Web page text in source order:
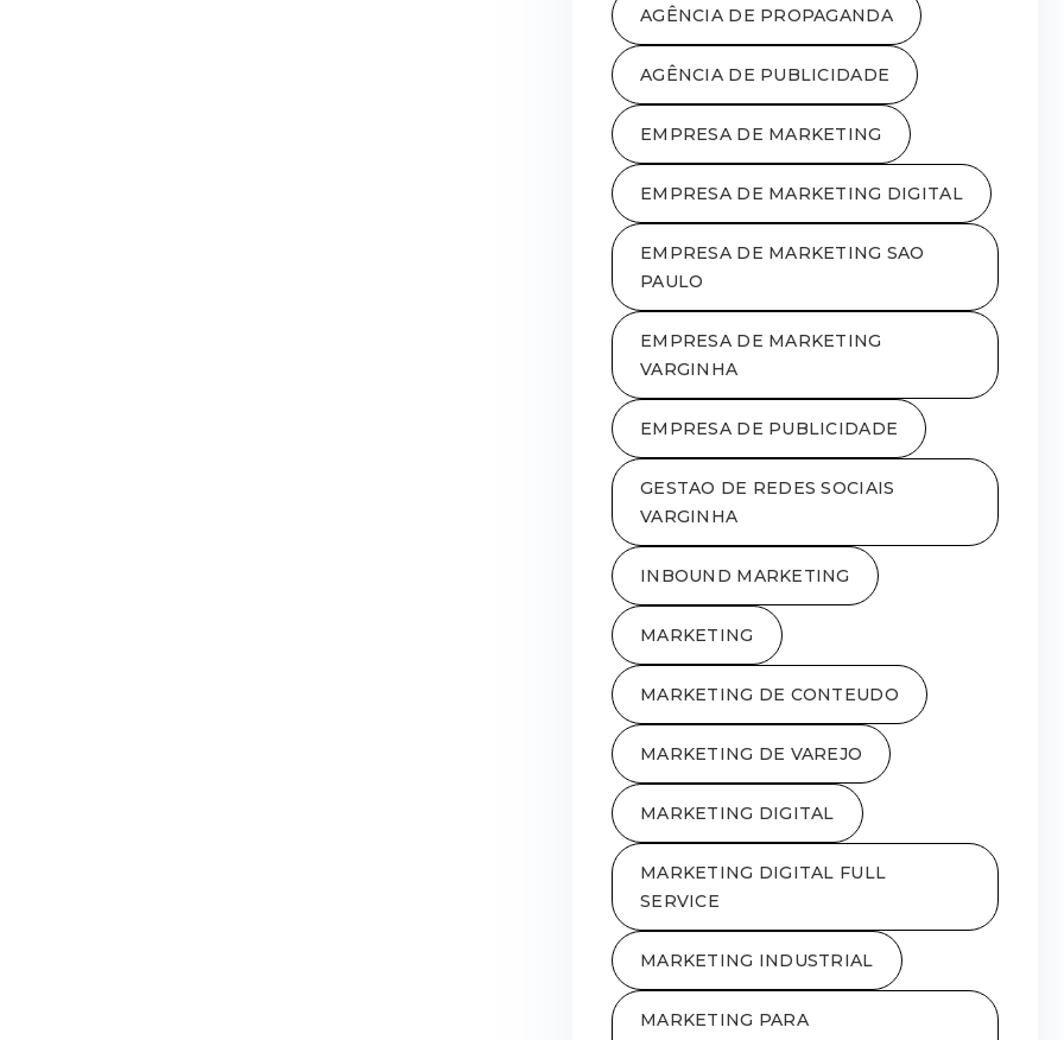
AGÊNCIA DE PROPAGANDA
AGÊNCIA DE PUBLICIDADE
EMPRESA DE MARKETING
EMPRESA DE MARKETING DIGITAL
EMPRESA DE MARKETING SAO
PAULO
EMPRESA DE MARKETING
VARGINHA
EMPRESA DE PUBLICIDADE
GESTAO DE REDES SOCIAIS
VARGINHA
INBOUND MARKETING
MARKETING
MARKETING DE CONTEUDO
MARKETING DE VAREJO
MARKETING DIGITAL
MARKETING DIGITAL FULL
SERVICE
MARKETING INDUSTRIAL
MARKETING PARA